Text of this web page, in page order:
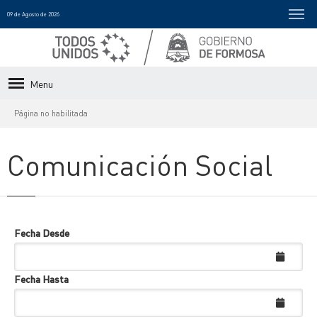
09 de Agosto de 2026
Menu
Página no habilitada
Comunicación Social
Fecha Desde
Fecha Hasta